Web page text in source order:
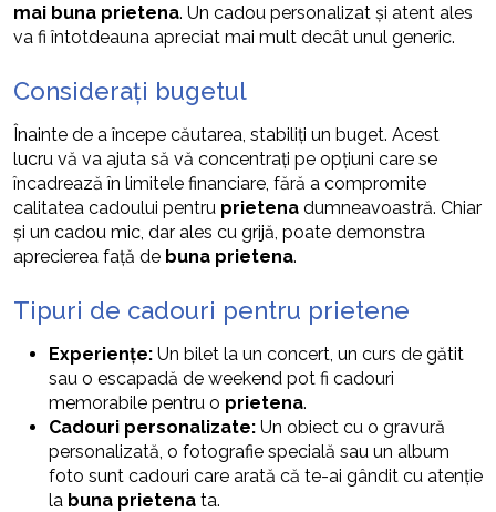
mai buna prietena. Un cadou personalizat și atent ales
va fi întotdeauna apreciat mai mult decât unul generic.
Considerați bugetul
Înainte de a începe căutarea, stabiliți un buget. Acest
lucru vă va ajuta să vă concentrați pe opțiuni care se
încadrează în limitele financiare, fără a compromite
calitatea cadoului pentru prietena dumneavoastră. Chiar
și un cadou mic, dar ales cu grijă, poate demonstra
aprecierea față de buna prietena.
Tipuri de cadouri pentru prietene
Experiențe: Un bilet la un concert, un curs de gătit
sau o escapadă de weekend pot fi cadouri
memorabile pentru o prietena.
Cadouri personalizate: Un obiect cu o gravură
personalizată, o fotografie specială sau un album
foto sunt cadouri care arată că te-ai gândit cu atenție
la buna prietena ta.